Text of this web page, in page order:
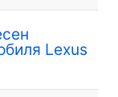
Lexus